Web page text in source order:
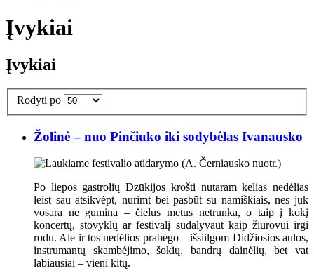
Įvykiai
Įvykiai
Rodyti po
Žolinė – nuo Pinčiuko iki sodybėlas Ivanausko
Po liepos gastrolių Dzūkijos krošti nutaram kelias nedėlias
leist sau atsikvėpt, nurimt bei pasbūt su namiškiais, nes juk
vosara ne gumina – čielus metus netrunka, o taip į kokį
koncertų, stovyklų ar festivalį sudalyvaut kaip žiūrovui irgi
rodu. Ale ir tos nedėlios prabėgo – išsiilgom Didžiosios aulos,
instrumantų skambėjimo, šokių, bandrų dainėlių, bet vat
labiausiai – vieni kitų.